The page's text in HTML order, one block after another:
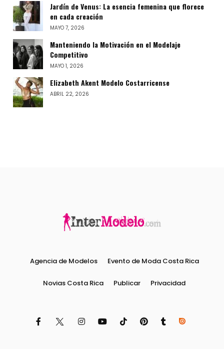
Jardín de Venus: La esencia femenina que florece
en cada creación
MAYO 7, 2026
Manteniendo la Motivación en el Modelaje
Competitivo
MAYO 1, 2026
Elizabeth Akent Modelo Costarricense
ABRIL 22, 2026
Agencia de Modelos Evento de Moda Costa Rica
Novias Costa Rica Publicar Privacidad